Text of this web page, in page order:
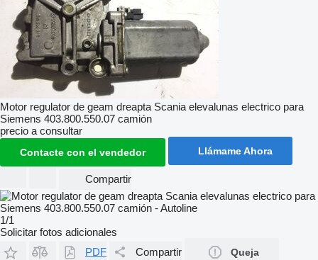
Motor regulator de geam dreapta Scania elevalunas electrico para
Siemens 403.800.550.07 camión
precio a consultar
Contacte con el vendedor Llámame Ahora
Compartir
1/1
Solicitar fotos adicionales
PDF
Compartir Queja